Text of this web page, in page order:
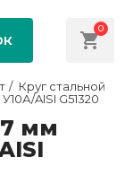
0
Круг стальной
AISI G51320
мм